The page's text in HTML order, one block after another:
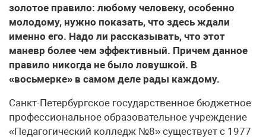
золотое правило: любому человеку, особенно
молодому, нужно показать, что здесь ждали
именно его. Надо ли рассказывать, что этот
маневр более чем эффективный. Причем данное
правило никогда не было ловушкой. В
«восьмерке» в самом деле рады каждому.
Санкт-Петербургское государственное бюджетное
профессиональное образовательное учреждение
«Педагогический колледж №8» существует с 1977